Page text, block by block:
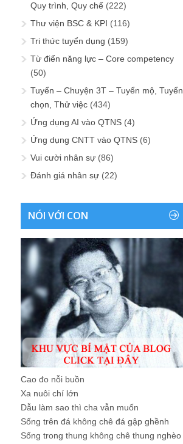
Quy trình, Quy chế (222)
Thư viện BSC & KPI (116)
Tri thức tuyển dụng (159)
Từ điển năng lực – Core competency
(50)
Tuyển – Chuyện 3T – Tuyển mộ, Tuyển
chọn, Thử việc (434)
Ứng dụng AI vào QTNS (4)
Ứng dụng CNTT vào QTNS (6)
Vui cười nhân sự (86)
Đánh giá nhân sự (22)
NÓI VỚI CON
Cao đo nỗi buồn
Xa nuôi chí lớn
Dẫu làm sao thì cha vẫn muốn
Sống trên đá không chê đá gập ghềnh
Sống trong thung không chê thung nghèo